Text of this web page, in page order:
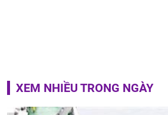
XEM NHIỀU TRONG NGÀY